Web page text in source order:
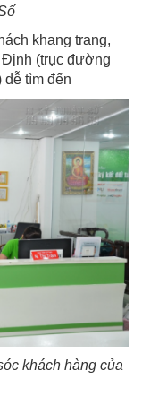
khang trang,
Định (trục đường
dễ tìm đến
khách hàng của